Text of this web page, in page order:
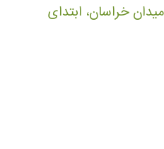
خراسان، ابتدای